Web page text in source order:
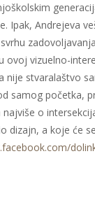
Ipak, Andrejeva
ovoj vizuelno-
nije stvaralaštvo
samog početka,
o
dizajn, a koje će